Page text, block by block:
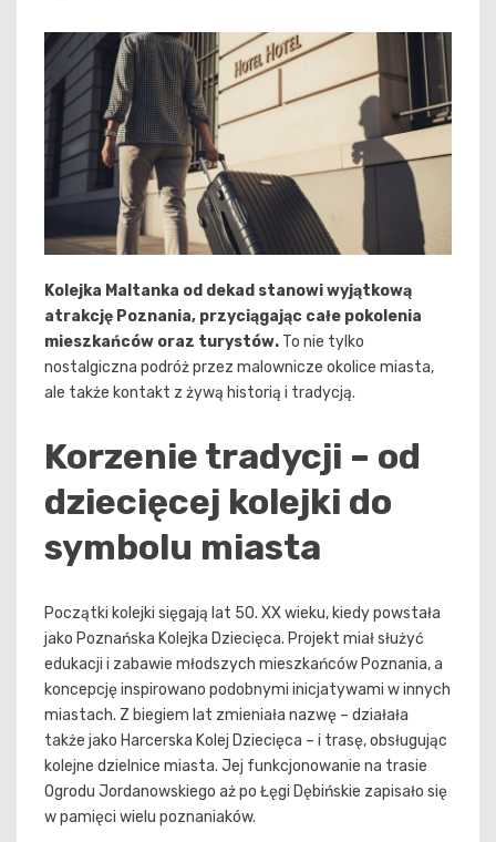
Kolejka Maltanka od dekad stanowi wyjątkową
atrakcję Poznania, przyciągając całe pokolenia
mieszkańców oraz turystów. To nie tylko
nostalgiczna podróż przez malownicze okolice miasta,
ale także kontakt z żywą historią i tradycją.
Korzenie tradycji – od
dziecięcej kolejki do
symbolu miasta
Początki kolejki sięgają lat 50. XX wieku, kiedy powstała
jako Poznańska Kolejka Dziecięca. Projekt miał służyć
edukacji i zabawie młodszych mieszkańców Poznania, a
koncepcję inspirowano podobnymi inicjatywami w innych
miastach. Z biegiem lat zmieniała nazwę – działała
także jako Harcerska Kolej Dziecięca – i trasę, obsługując
kolejne dzielnice miasta. Jej funkcjonowanie na trasie
Ogrodu Jordanowskiego aż po Łęgi Dębińskie zapisało się
w pamięci wielu poznaniaków.